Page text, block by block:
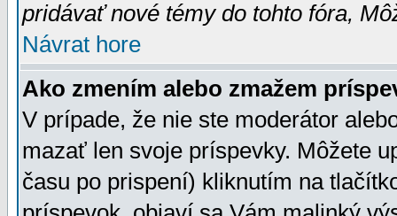
pridávať nové témy do tohto fóra,
Návrat hore
Ako zmením alebo zmažem
V prípade, že nie ste moderátor
mazať len svoje príspevky. Môžete
času po prispení) kliknutím na